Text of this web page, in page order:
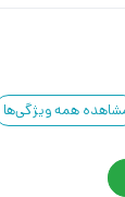
همه ویژگی‌ها